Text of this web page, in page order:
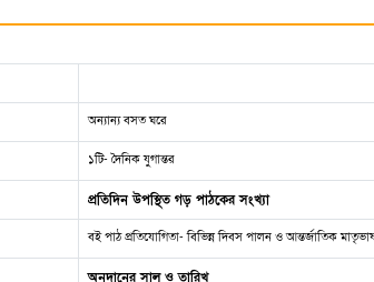
অন্যান্য বসত ঘরে
১টি- দৈনিক যুগান্তর
প্রতিদিন উপস্থিত গড় পাঠকের সংখ্যা
বই পাঠ প্রতিযোগিতা- বিভিন্ন দিবস পালন ও আন্তর্জাতিক
অনুদানের সাল ও তারিখ